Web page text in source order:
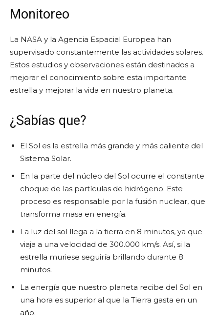
Monitoreo
La NASA y la Agencia Espacial Europea han
supervisado constantemente las actividades solares.
Estos estudios y observaciones están destinados a
mejorar el conocimiento sobre esta importante
estrella y mejorar la vida en nuestro planeta.
¿Sabías que?
El Sol es la estrella más grande y más caliente del
Sistema Solar.
En la parte del núcleo del Sol ocurre el constante
choque de las partículas de hidrógeno. Este
proceso es responsable por la fusión nuclear, que
transforma masa en energía.
La luz del sol llega a la tierra en 8 minutos, ya que
viaja a una velocidad de 300.000 km/s. Así, si la
estrella muriese seguiría brillando durante 8
minutos.
La energía que nuestro planeta recibe del Sol en
una hora es superior al que la Tierra gasta en un
año.